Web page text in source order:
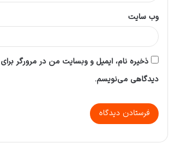
وب‌ سایت
ذخیره نام، ایمیل و وبسایت من در مرورگر برای
دیدگاهی می‌نویسم.